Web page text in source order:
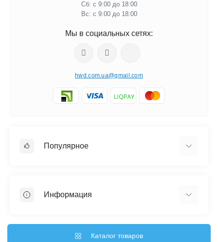
Сб: с 9:00 до 18:00
Вс: с 9:00 до 18:00
Мы в социальных сетях:
hwd.com.ua@gmail.com
Популярное
Медальницы
Информация
Каталог товаров